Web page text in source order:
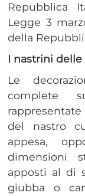
Repubblica
Legge 3
della
I nastrini delle
​Le
complete
del nastro
appesa,
dimensioni
apposti al di
giubba o